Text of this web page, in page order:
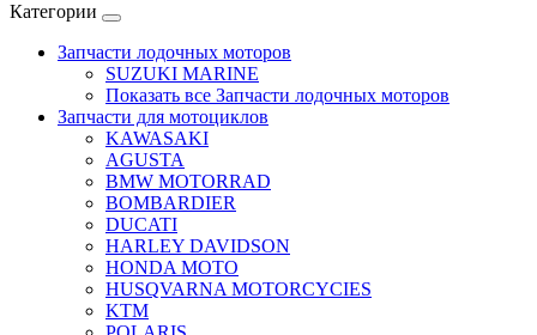
Категории
Запчасти лодочных моторов
SUZUKI MARINE
Показать все Запчасти лодочных моторов
Запчасти для мотоциклов
KAWASAKI
AGUSTA
BMW MOTORRAD
BOMBARDIER
DUCATI
HARLEY DAVIDSON
HONDA MOTO
HUSQVARNA MOTORCYCIES
KTM